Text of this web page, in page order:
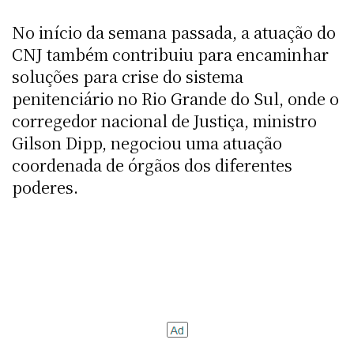
No início da semana passada, a atuação do
CNJ também contribuiu para encaminhar
soluções para crise do sistema
penitenciário no Rio Grande do Sul, onde o
corregedor nacional de Justiça, ministro
Gilson Dipp, negociou uma atuação
coordenada de órgãos dos diferentes
poderes.